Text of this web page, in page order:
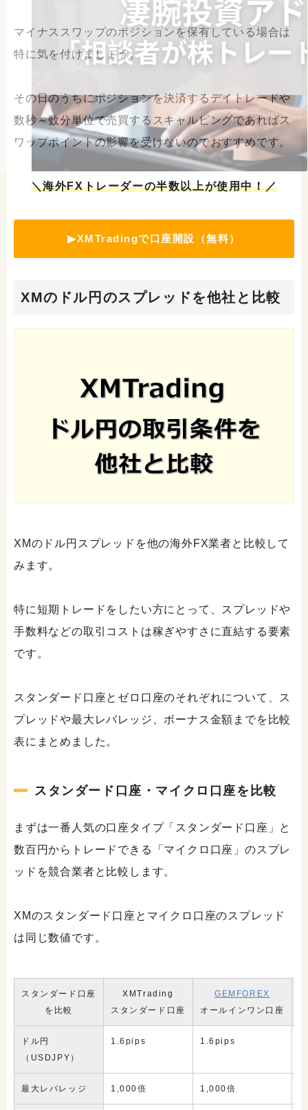
マイナススワップのポジションを保有している場合は
特に気を付けましょう。
その日のうちにポジションを決済するデイトレードや
数秒～数分単位で売買するスキャルピングであればス
ワップポイントの影響を受けないのでおすすめです。
＼海外FXトレーダーの半数以上が使用中！／
▶XMTradingで口座開設（無料）
XMのドル円のスプレッドを他社と比較
XMのドル円スプレッドを他の海外FX業者と比較して
みます。
特に短期トレードをしたい方にとって、スプレッドや
手数料などの取引コストは稼ぎやすさに直結する要素
です。
スタンダード口座とゼロ口座のそれぞれについて、ス
プレッドや最大レバレッジ、ボーナス金額までを比較
表にまとめました。
スタンダード口座・マイクロ口座を比較
まずは一番人気の口座タイプ「スタンダード口座」と
数百円からトレードできる「マイクロ口座」のスプレ
ッドを競合業者と比較します。
XMのスタンダード口座とマイクロ口座のスプレッド
は同じ数値です。
スタンダード口座
を比較
XMTrading
スタンダード口座
GEMFOREX
オールインワン口座
ドル円
（USDJPY）
1.6pips 1.6pips
最大レバレッジ 1,000倍 1,000倍